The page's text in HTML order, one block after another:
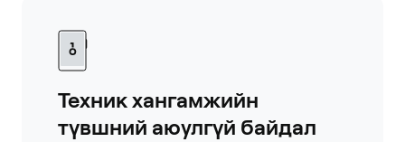
Техник хангамжийн
түвшний аюулгүй байдал